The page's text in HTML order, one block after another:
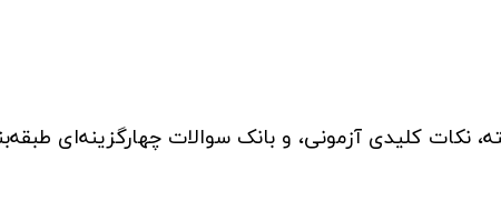
نکات کلیدی آزمونی، و بانک سوالات چهارگزینه‌ای